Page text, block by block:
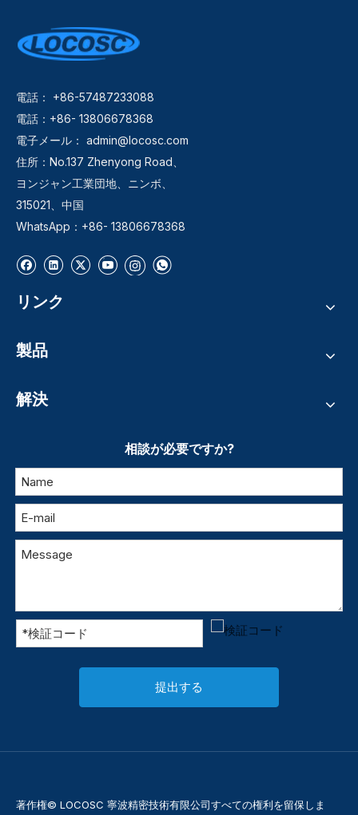
電話： +86-57487233088
電話：+86- 13806678368
電子メール： admin@locosc.com
住所：No.137 Zhenyong Road、
ヨンジャン工業団地、ニンボ、
315021、中国
WhatsApp：+86- 13806678368
リンク
製品
解決
相談が必要ですか?
提出する
著作権© LOCOSC 寧波精密技術有限公司すべての権利を留保しま